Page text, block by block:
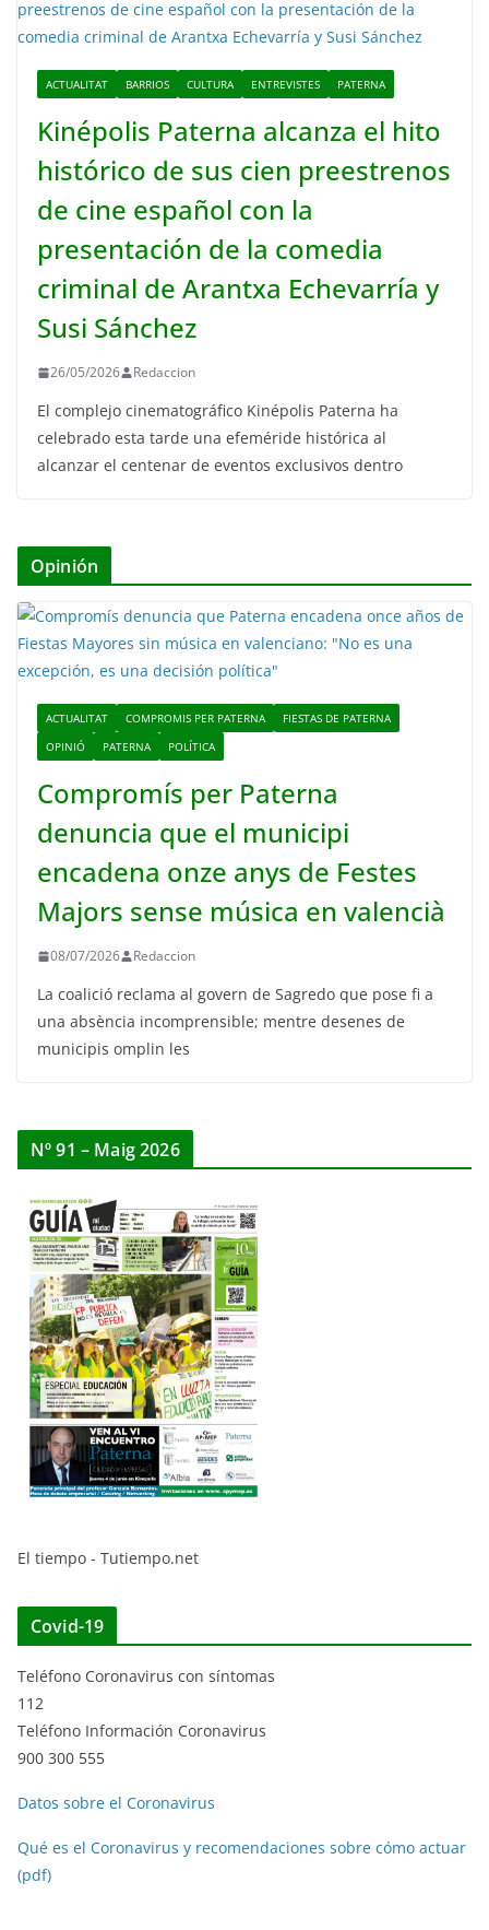
ACTUALITAT BARRIOS CULTURA ENTREVISTES PATERNA
Kinépolis Paterna alcanza el hito
histórico de sus cien preestrenos
de cine español con la
presentación de la comedia
criminal de Arantxa Echevarría y
Susi Sánchez
26/05/2026 Redaccion
El complejo cinematográfico Kinépolis Paterna ha
celebrado esta tarde una efeméride histórica al
alcanzar el centenar de eventos exclusivos dentro
Opinión
ACTUALITAT COMPROMIS PER PATERNA
FIESTAS DE PATERNA
OPINIÓ
PATERNA POLÍTICA
Compromís per Paterna
denuncia que el municipi
encadena onze anys de Festes
Majors sense música en valencià
08/07/2026 Redaccion
La coalició reclama al govern de Sagredo que pose fi a
una absència incomprensible; mentre desenes de
municipis omplin les
Nº 91 – Maig 2026
El tiempo - Tutiempo.net
Covid-19
Teléfono Coronavirus con síntomas
112
Teléfono Información Coronavirus
900 300 555
Datos sobre el Coronavirus
Qué es el Coronavirus y recomendaciones sobre cómo actuar
(pdf)